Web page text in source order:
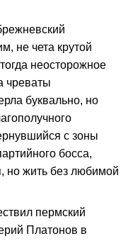
не чета крутой
неосторожное
чреваты
буквально, но
с зоны
босса,
но жить без любимой
пермский
Платонов в